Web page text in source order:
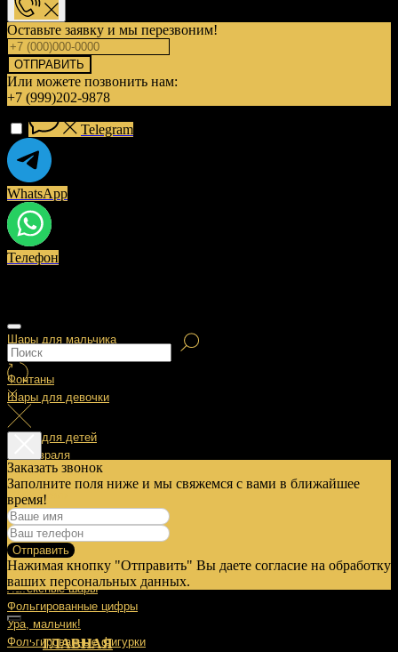
Шары для мальчика
Фонтаны
Шары для девочки
Шары для детей
14 Февраля
23 Февраля
8 Марта
9 Мая
Выписка
Латексные шары
Фольгированные цифры
Ура, мальчик!
Фольгированные фигурки
Оставьте заявку и мы перезвоним!
ОТПРАВИТЬ
Или можете позвонить нам:
+7 (999)202-9878
Telegram
WhatsApp
Телефон
Заказать звонок
Заполните поля ниже и мы свяжемся с вами в ближайшее
время!
Отправить
Нажимая кнопку "Отправить" Вы даете согласие на обработку
ваших персональных данных.
ГЛАВНАЯ